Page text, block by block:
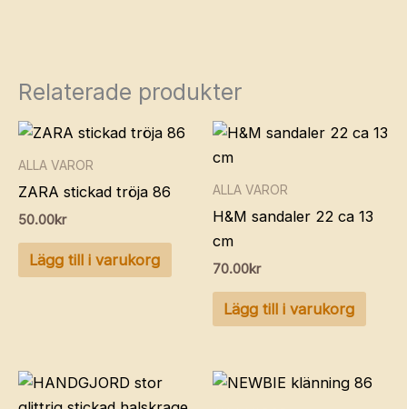
Relaterade produkter
ALLA VAROR
ZARA stickad tröja 86
50.00kr
Lägg till i varukorg
ALLA VAROR
H&M sandaler 22 ca 13
cm
70.00kr
Lägg till i varukorg